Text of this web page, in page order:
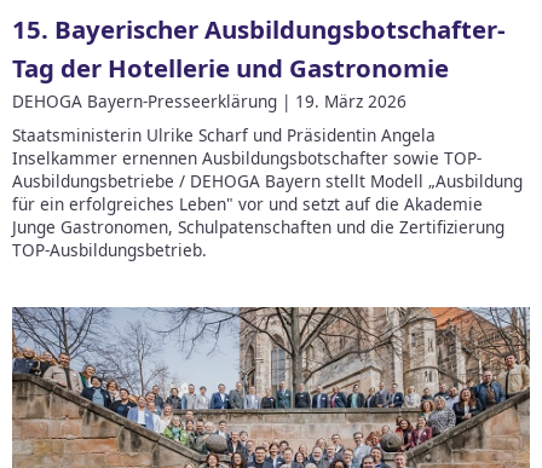
15. Bayerischer Ausbildungsbotschafter-
Tag der Hotellerie und Gastronomie
DEHOGA Bayern-Presseerklärung | 19. März 2026
Staatsministerin Ulrike Scharf und Präsidentin Angela
Inselkammer ernennen Ausbildungsbotschafter sowie TOP-
Ausbildungsbetriebe / DEHOGA Bayern stellt Modell „Ausbildung
für ein erfolgreiches Leben" vor und setzt auf die Akademie
Junge Gastronomen, Schulpatenschaften und die Zertifizierung
TOP-Ausbildungsbetrieb.